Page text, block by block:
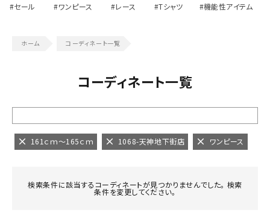
#セール #ワンピース #レース #Tシャツ #機能性アイテム
コーディネート一覧
コーディネート一覧
161ｃｍ～165ｃｍ 1068-天神地下街店 ワンピース
検索条件に該当するコーディネートが見つかりませんでした。 検索
条件を変更してください。